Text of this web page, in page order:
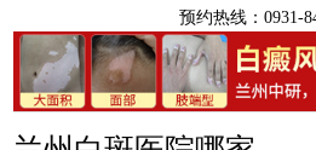
预约热线：0931-